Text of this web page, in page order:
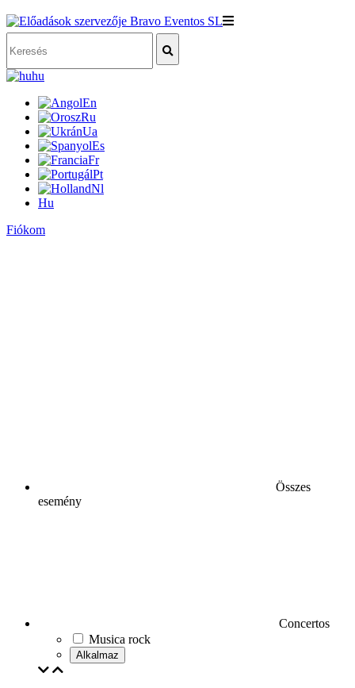
hu
En
Ru
Ua
Es
Fr
Pt
Nl
Hu
Fiókom
Összes
esemény
Concertos
Musica rock
Alkalmaz